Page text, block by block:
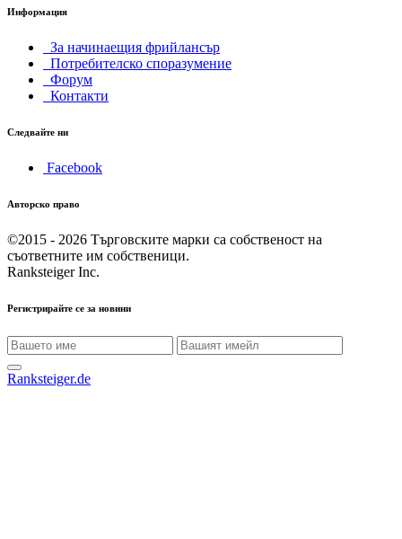
Информация
За начинаещия фрийлансър
Потребителско споразумение
Форум
Контакти
Следвайте ни
Facebook
Авторско право
©2015 - 2026 Търговските марки са собственост на
съответните им собственици.
Ranksteiger Inc.
Регистрирайте се за новини
Ranksteiger.de